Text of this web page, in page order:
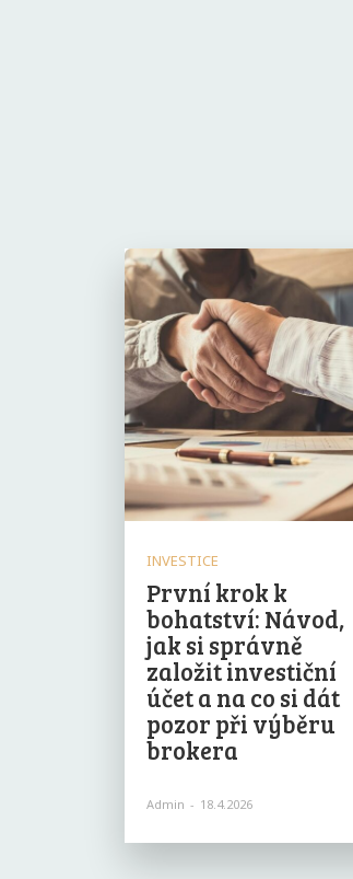
INVESTICE
První krok k
bohatství: Návod,
jak si správně
založit investiční
účet a na co si dát
pozor při výběru
brokera
Admin - 18.4.2026